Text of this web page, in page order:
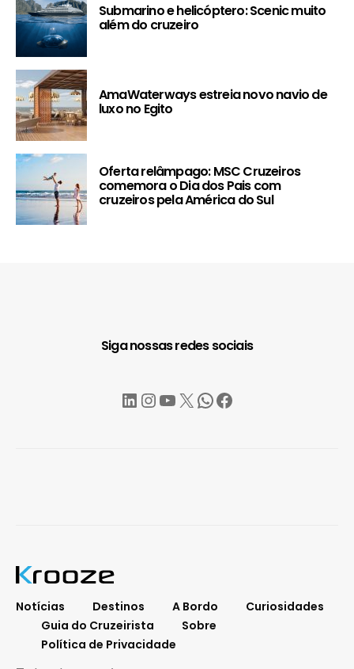
Submarino e helicóptero: Scenic muito
além do cruzeiro
AmaWaterways estreia novo navio de
luxo no Egito
Oferta relâmpago: MSC Cruzeiros
comemora o Dia dos Pais com
cruzeiros pela América do Sul
Siga nossas redes sociais
LinkedIn
Instagram
YouTube
X WhatsApp
Facebook
Notícias Destinos A Bordo
Curiosidades
Guia do Cruzeirista
Sobre
Política de Privacidade